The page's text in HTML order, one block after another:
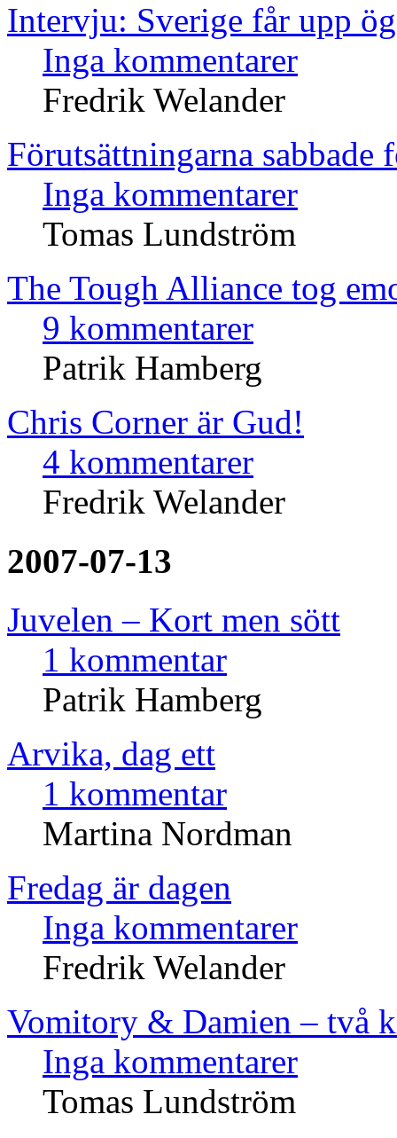
Intervju: Sverige får upp
Inga kommentarer
Fredrik Welander
Förutsättningarna sabbade
Inga kommentarer
Tomas Lundström
The Tough Alliance tog
9 kommentarer
Patrik Hamberg
Chris Corner är Gud!
4 kommentarer
Fredrik Welander
2007-07-13
Juvelen – Kort men sött
1 kommentar
Patrik Hamberg
Arvika, dag ett
1 kommentar
Martina Nordman
Fredag är dagen
Inga kommentarer
Fredrik Welander
Vomitory & Damien – två
Inga kommentarer
Tomas Lundström